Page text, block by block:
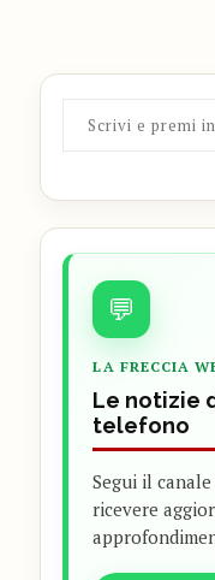
💬
LA FRECCIA
Le notizie
telefono
Segui il
ricevere